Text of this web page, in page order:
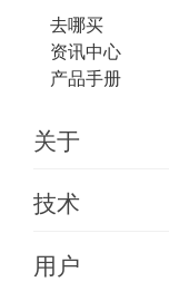
去哪买
资讯中心
产品手册
关于
技术
用户